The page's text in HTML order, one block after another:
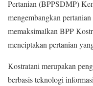
Pertanian (BPPSDMP)
mengembangkan
memaksimalkan BPP
menciptakan pertanian
Kostratani merupakan
berbasis teknologi